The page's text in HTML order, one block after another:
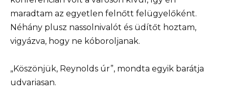
maradtam az egyetlen felnőtt felügyelőként.
Néhány plusz nassolnivalót és üdítőt hoztam,
vigyázva, hogy ne kóboroljanak.
„Köszönjük, Reynolds úr”, mondta egyik barátja
udvariasan.